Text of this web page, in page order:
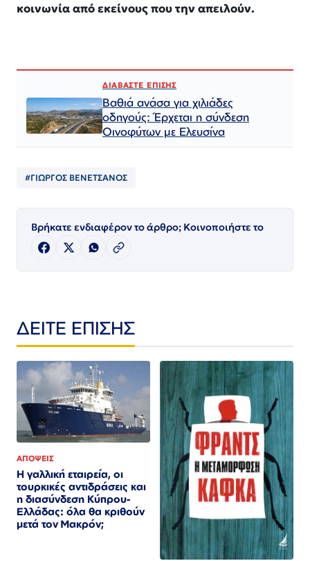
κοινωνία από εκείνους που την απειλούν.
ΔΙΑΒΑΣΤΕ ΕΠΙΣΗΣ
Βαθιά ανάσα για χιλιάδες
οδηγούς: Έρχεται η σύνδεση
Οινοφύτων με Ελευσίνα
#ΓΙΩΡΓΟΣ ΒΕΝΕΤΣΑΝΟΣ
Βρήκατε ενδιαφέρον το άρθρο; Κοινοποιήστε το
ΔΕΙΤΕ ΕΠΙΣΗΣ
ΑΠΟΨΕΙΣ
Η γαλλική εταιρεία, οι
τουρκικές αντιδράσεις και
η διασύνδεση Κύπρου-
Ελλάδας: όλα θα κριθούν
μετά τον Μακρόν;